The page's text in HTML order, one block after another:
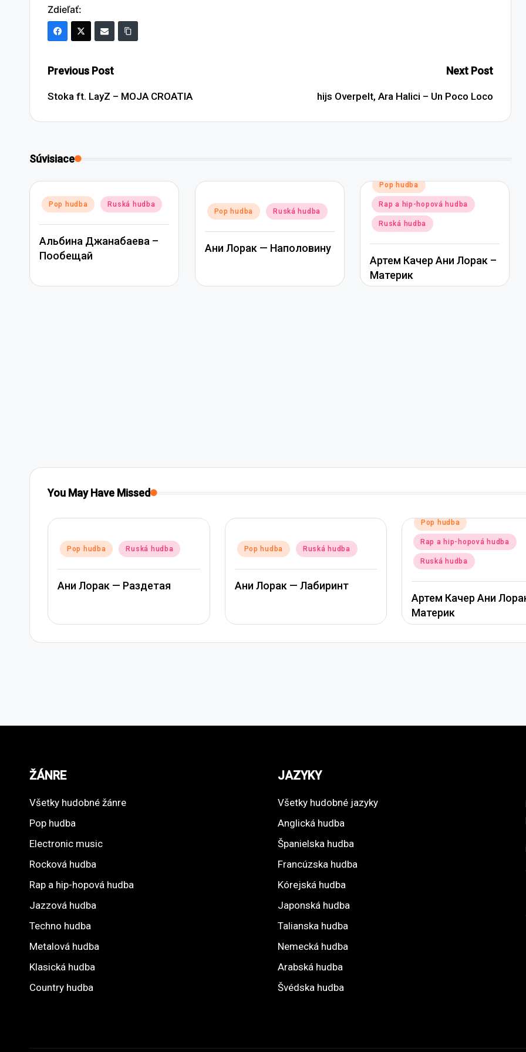
Zdieľať:
Post
navigation
Previous Post
Stoka ft. LayZ – MOJA CROATIA
Next Post
hijs Overpelt, Ara Halici – Un Poco Loco
Súvisiace
Posted
Pop hudba Ruská hudba
Альбина Джанабаева –
Пообещай
Posted
Pop hudba Ruská hudba
Ани Лорак — Наполовину
Posted
in
Pop hudba
Rap a hip-hopová hudba
Ruská hudba
Артем Качер Ани Лорак –
Материк
You May Have Missed
Posted
Pop hudba Ruská hudba
Ани Лорак — Раздетая
Posted
Pop hudba Ruská hudba
Ани Лорак — Лабиринт
Posted
Pop hudba
Rap a hip-hopová hudba
Ruská hudba
Артем Качер Ани Лорак
Материк
ŽÁNRE
Všetky hudobné žánre
Pop hudba
Electronic music
Rocková hudba
Rap a hip-hopová hudba
Jazzová hudba
Techno hudba
Metalová hudba
Klasická hudba
Country hudba
JAZYKY
Všetky hudobné jazyky
Anglická hudba
Španielska hudba
Francúzska hudba
Kórejská hudba
Japonská hudba
Talianska hudba
Nemecká hudba
Arabská hudba
Švédska hudba